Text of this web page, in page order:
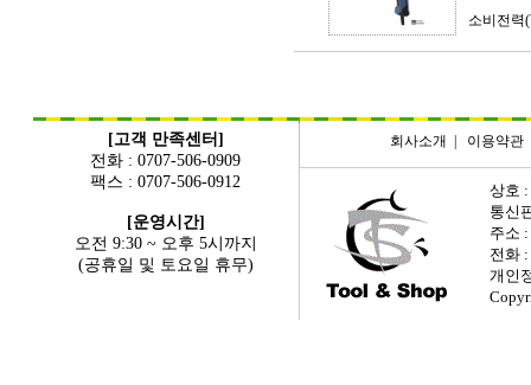
소비전력
[고객 만족센터]
전화 : 0707-506-0909
팩스 : 0707-506-0912
[운영시간]
오전 9:30 ~ 오후 5시까지
(공휴일 및 토요일 휴무)
회사소개 이용약관
상호
통신
주소
전화
개인